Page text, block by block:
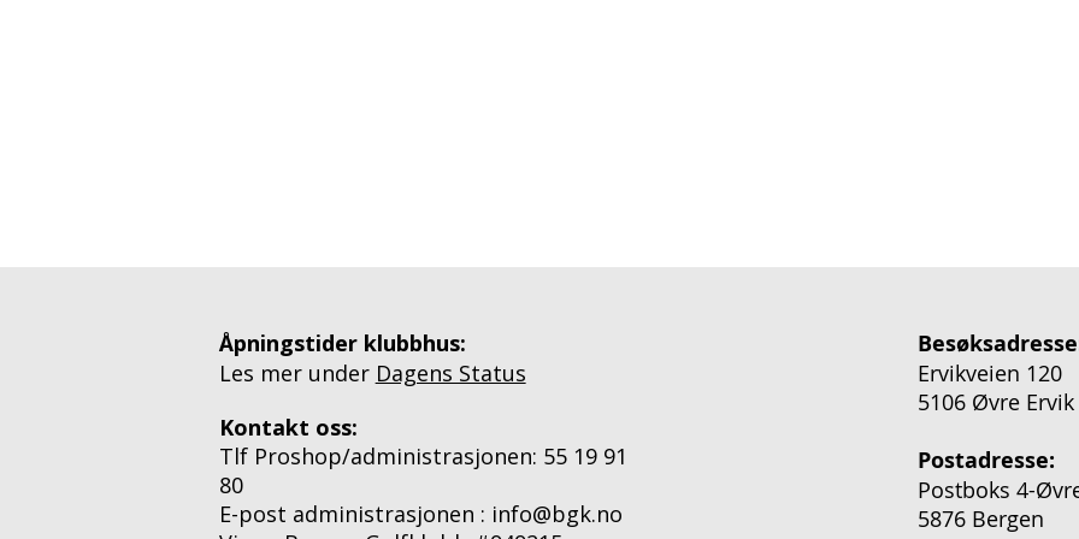
Åpningstider klubbhus:
Les mer under Dagens Status
Kontakt oss:
Tlf Proshop/administrasjonen: 55 19 91
80
E-post administrasjonen : info@bgk.no
Ervikveien 120
5106 Øvre Ervik
Postadresse:
Postboks 4-
5876 Bergen